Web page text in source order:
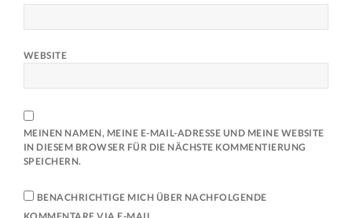
WEBSITE
MEINEN NAMEN, MEINE E-MAIL-ADRESSE UND MEINE WEBSITE
IN DIESEM BROWSER FÜR DIE NÄCHSTE KOMMENTIERUNG
SPEICHERN.
BENACHRICHTIGE MICH ÜBER NACHFOLGENDE